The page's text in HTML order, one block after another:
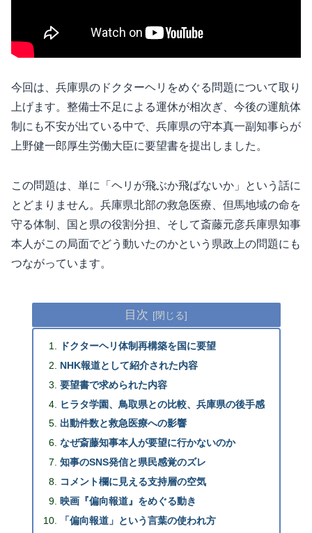
今回は、兵庫県のドクターヘリをめぐる問題について取り
上げます。整備士不足による運休が相次ぎ、今後の運航体
制にも不安が出ている中で、兵庫県の守本真一副知事らが
上野健一郎厚生労働大臣に要望書を提出しました。
この問題は、単に「ヘリが飛ぶか飛ばないか」という話に
とどまりません。兵庫県北部の救急医療、但馬地域の命を
守る体制、国と県の役割分担、そして斎藤元彦兵庫県知事
本人がこの局面でどう動いたのかという県政上の問題にも
つながっています。
目次
ドクターヘリ体制再構築を国に要望
NHK報道として紹介された内容
要望書で求められた内容
ヒラタ学園、鳥取県との比較、兵庫県の後手感
出動件数と救急医療への影響
なぜ斎藤知事本人が要望に行かないのか
知事のSNS発信と県民感覚のズレ
コメント欄に見える支持層の空気
映画『偏向報道』をめぐる動き
「偏向報道」という言葉の使われ方